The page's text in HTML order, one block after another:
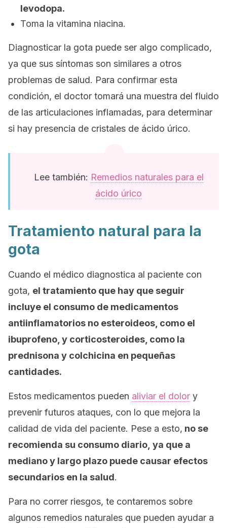
levodopa.
Toma la vitamina niacina.
Diagnosticar la gota puede ser algo complicado,
ya que sus síntomas son similares a otros
problemas de salud. Para confirmar esta
condición, el doctor tomará una muestra del fluido
de las articulaciones inflamadas, para determinar
si hay presencia de cristales de ácido úrico.
Lee también: Remedios naturales para el
ácido úrico
Tratamiento natural para la
gota
Cuando el médico diagnostica al paciente con
gota, el tratamiento que hay que seguir
incluye el consumo de medicamentos
antiinflamatorios no esteroideos, como el
ibuprofeno, y corticosteroides, como la
prednisona y colchicina en pequeñas
cantidades.
Estos medicamentos pueden aliviar el dolor y
prevenir futuros ataques, con lo que mejora la
calidad de vida del paciente. Pese a esto, no se
recomienda su consumo diario, ya que a
mediano y largo plazo puede causar efectos
secundarios en la salud.
Para no correr riesgos, te contaremos sobre
algunos remedios naturales que pueden ayudar a